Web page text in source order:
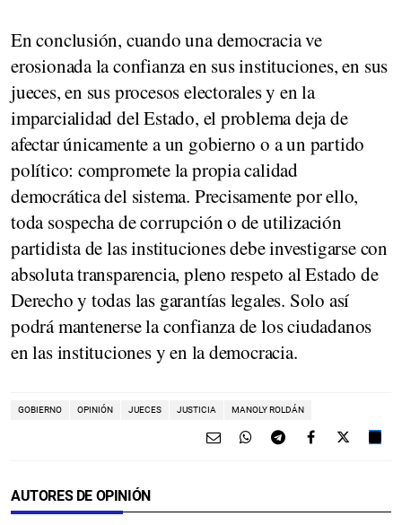
En conclusión, cuando una democracia ve
erosionada la confianza en sus instituciones, en sus
jueces, en sus procesos electorales y en la
imparcialidad del Estado, el problema deja de
afectar únicamente a un gobierno o a un partido
político: compromete la propia calidad
democrática del sistema. Precisamente por ello,
toda sospecha de corrupción o de utilización
partidista de las instituciones debe investigarse con
absoluta transparencia, pleno respeto al Estado de
Derecho y todas las garantías legales. Solo así
podrá mantenerse la confianza de los ciudadanos
en las instituciones y en la democracia.
GOBIERNO OPINIÓN JUECES JUSTICIA MANOLY ROLDÁN
AUTORES DE OPINIÓN